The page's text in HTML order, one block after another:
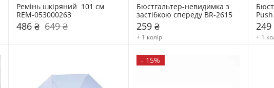
Ремінь шкіряний  101 см
REM-053000263
486 ₴ 649 ₴
Бюстгальтер-невидимка з
застібкою спереду BR-2615
259 ₴
+ 1 колір
249
+ 1
- 15%